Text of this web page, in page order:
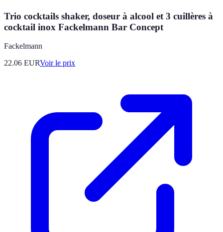
Trio cocktails shaker, doseur à alcool et 3 cuillères à
cocktail inox Fackelmann Bar Concept
Fackelmann
22.06 EURVoir le prix